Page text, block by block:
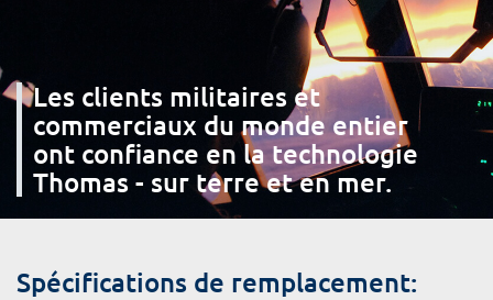
Les clients militaires et
commerciaux du monde entier
ont confiance en la technologie
Thomas - sur terre et en mer.
Spécifications de remplacement: